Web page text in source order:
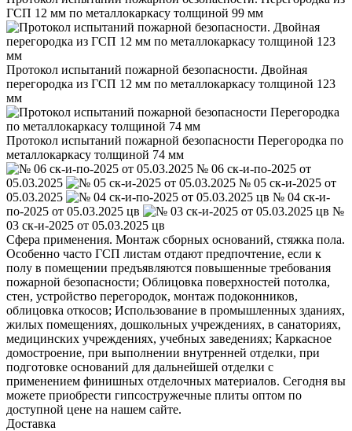
ГСП 12 мм по металлокаркасу толщиной 99 мм
Протокол испытаний пожарной безопасности. Двойная
перегородка из ГСП 12 мм по металлокаркасу толщиной 123
мм
Протокол испытаний пожарной безопасности Перегородка по
металлокаркасу толщиной 74 мм
№ 06 ск-и-по-2025 от
05.03.2025
№ 05 ск-и-2025 от
05.03.2025
№ 04 ск-и-
по-2025 от 05.03.2025 цв
№
03 ск-и-2025 от 05.03.2025 цв
Сфера применения. Монтаж сборных оснований, стяжка пола.
Особенно часто ГСП листам отдают предпочтение, если к
полу в помещении предъявляются повышенные требования
пожарной безопасности; Облицовка поверхностей потолка,
стен, устройство перегородок, монтаж подоконников,
облицовка откосов; Использование в промышленных зданиях,
жилых помещениях, дошкольных учреждениях, в санаториях,
медицинских учреждениях, учебных заведениях; Каркасное
домостроение, при выполнении внутренней отделки, при
подготовке оснований для дальнейшей отделки с
применением финишных отделочных материалов. Сегодня вы
можете приобрести гипсостружечные плиты оптом по
доступной цене на нашем сайте.
Доставка